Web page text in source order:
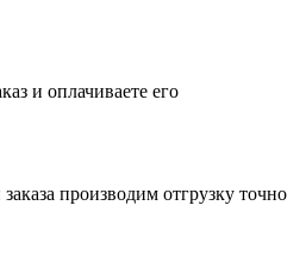
и оплачиваете его
производим отгрузку точно